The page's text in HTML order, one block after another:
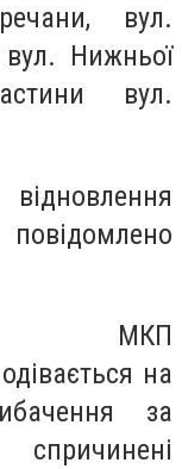
вул.
Нижньої
вул.
МКП
на
за